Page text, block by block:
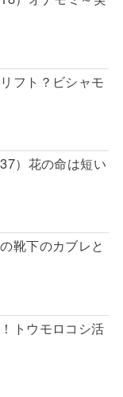
フト？ビシャモ
）花の命は短い
靴下のカブレと
トウモロコシ活